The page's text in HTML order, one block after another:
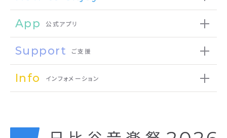
App 公式アプリ
Support ご支援
Info インフォメーション